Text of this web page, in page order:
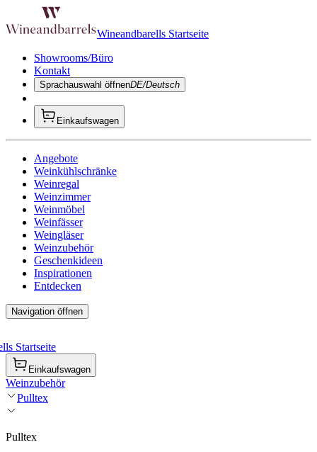
Wineandbarells Startseite
Showrooms/Büro
Kontakt
Sprachauswahl öffnenDE/Deutsch
Einkaufswagen
Angebote
Weinkühlschränke
Weinregal
Weinzimmer
Weinmöbel
Weinfässer
Weingläser
Weinzubehör
Geschenkideen
Inspirationen
Entdecken
Navigation öffnen
Startseite
Einkaufswagen
Weinzubehör
Pulltex
Pulltex